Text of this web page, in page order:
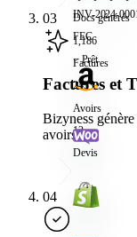
Docs générés
1,186
Factures
243
Avoirs
12
Devis
INV-2024-
FEC
Prêt
03
Factures et
Bizyness
avoirs.
04